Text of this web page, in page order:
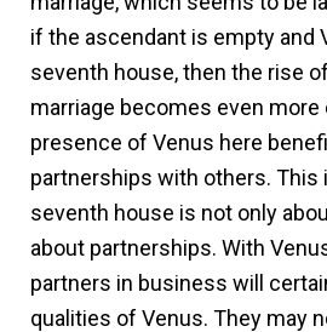
if the ascendant is empty and
seventh house, then the rise
marriage becomes even more
presence of Venus here
partnerships with others. This
seventh house is not only
about partnerships. With
partners in business will
qualities of Venus. They may